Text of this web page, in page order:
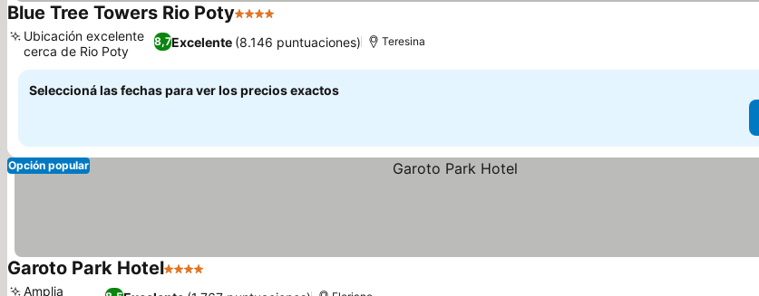
Blue Tree Towers Rio Poty4 Estrellas
8,7Excelente (8.146 puntuaciones)
Ubicación excelente
cerca de Rio Poty
Teresina
Seleccioná las fechas para ver los precios exactos
Opción popular
Garoto Park Hotel4 Estrellas
Amplia